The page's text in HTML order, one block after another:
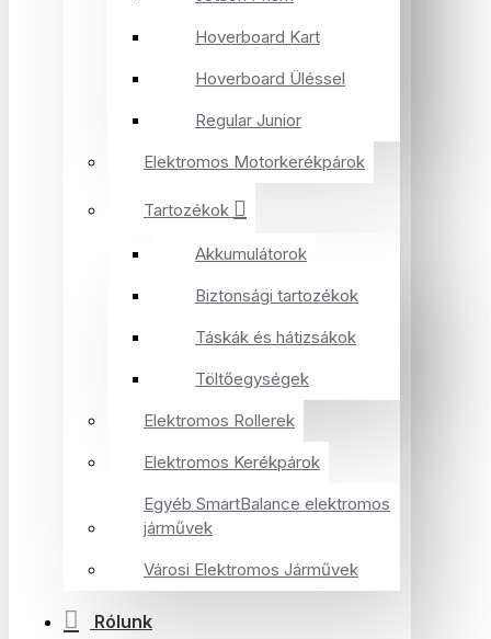
Hoverboard Kart
Hoverboard Üléssel
Regular Junior
Elektromos Motorkerékpárok
Tartozékok
Akkumulátorok
Biztonsági tartozékok
Táskák és hátizsákok
Töltőegységek
Elektromos Rollerek
Elektromos Kerékpárok
Egyéb SmartBalance elektromos
járművek
Városi Elektromos Járművek
Rólunk